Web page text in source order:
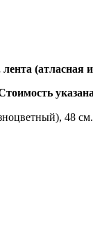
(атласная
указана
48 см.